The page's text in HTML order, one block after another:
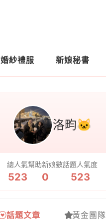
婚紗禮服 新娘秘書
洛畇🐱
總人氣
523
幫助新娘數
0
話題人氣度
523
話題文章 黃金團隊